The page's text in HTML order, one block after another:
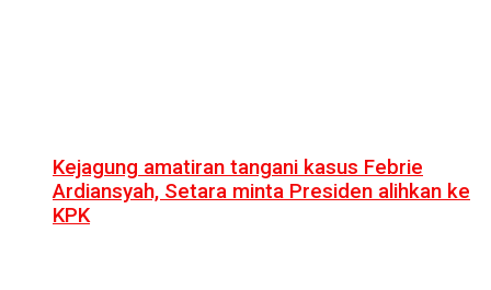
Kejagung amatiran tangani kasus Febrie
Ardiansyah, Setara minta Presiden alihkan ke
KPK